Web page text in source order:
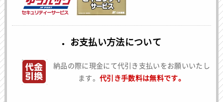
お支払い方法について
納品の際に現金にて代引き支払いをお願いいたし
ます。代引き手数料は無料です。